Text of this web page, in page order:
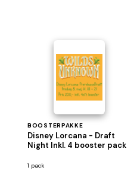
BOOSTERPAKKE
Disney Lorcana - Draft
Night Inkl. 4 booster pack
1 pack